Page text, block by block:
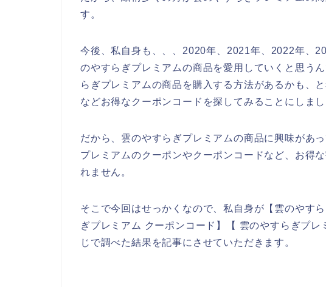
す。
今後、私自身も、、、2020年、2021年、2022年、
のやすらぎプレミアムの商品を愛用していくと思う
らぎプレミアムの商品を購入する方法があるかも、
などお得なクーポンコードを探してみることにしまし
だから、雲のやすらぎプレミアムの商品に興味があ
プレミアムのクーポンやクーポンコードなど、お得
れません。
そこで今回はせっかくなので、私自身が【雲のやす
ぎプレミアム クーポンコード】【 雲のやすらぎプ
じで調べた結果を記事にさせていただきます。